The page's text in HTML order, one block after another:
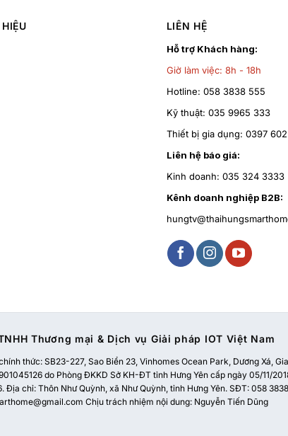
LIÊN HỆ
Hỗ trợ Khách hàng:
Giờ làm việc: 8h - 18h
Hotline: 058 3838 555
Kỹ thuật: 035 9965 333
Thiết bị gia dụng: 0397 602
Liên hệ báo giá:
Kinh doanh: 035 324 3333
Kênh doanh nghiệp B2B:
Thương mại & Dịch vụ Giải pháp IOT Việt Nam
thức:SB23-227, Sao Biển 23, Vinhomes Ocean Park, Dương Xá,
do Phòng ĐKKD Sở KH-ĐT tỉnh Hưng Yên cấp ngày 05/11/
Địa chỉ: Thôn Như Quỳnh, xã Như Quỳnh, tỉnh Hưng Yên. SĐT: 058
Chịu trách nhiệm nội dung: Nguyễn Tiến Dũng